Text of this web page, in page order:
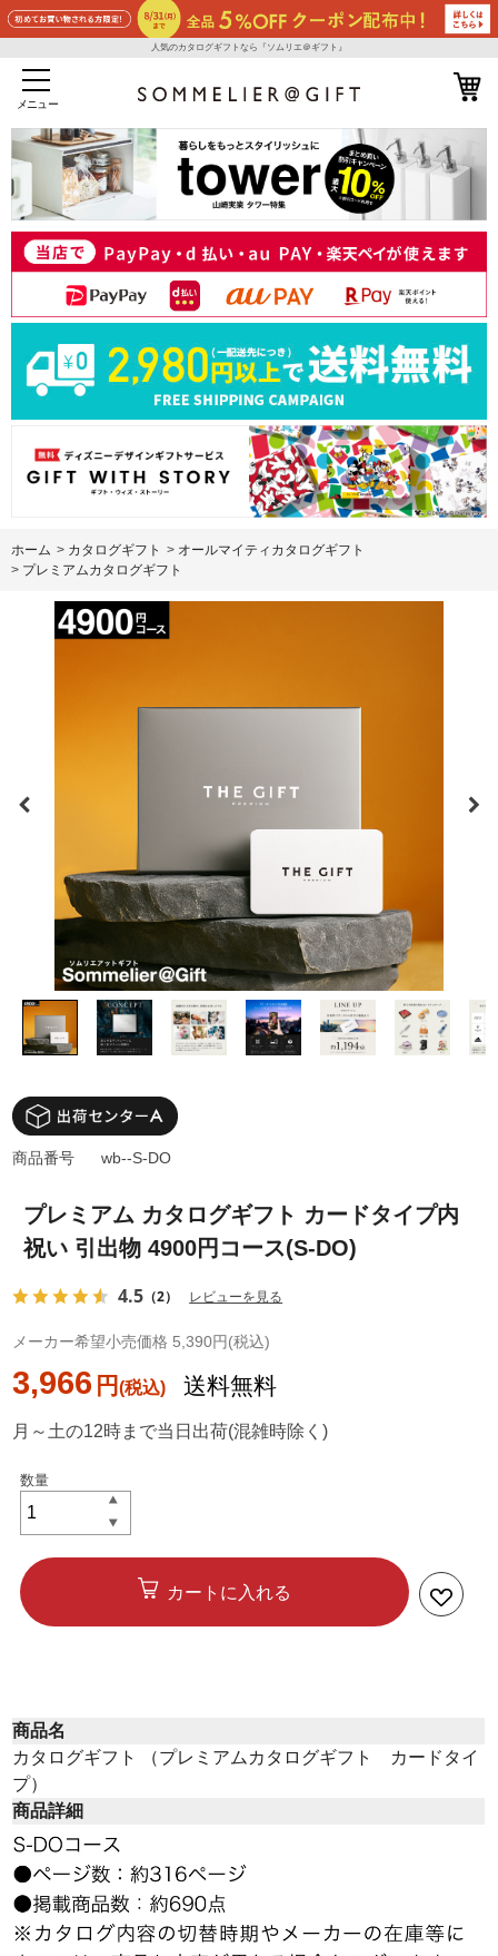
人気のカタログギフトなら『ソムリエ＠ギフト』
メニュー
ホーム > カタログギフト > オールマイティカタログギフト
> プレミアムカタログギフト
プレミアム カタログギフト カードタイプ内
祝い 引出物 4900円コース(S-DO)
4.5 （2） レビューを見る
メーカー希望小売価格 5,390円(税込)
3,966 円 送料無料
商品番号 wb--S-DO
月～土の12時まで当日出荷(混雑時除く)
カートに入れる
商品名
カタログギフト （プレミアムカタログギフト カードタイ
プ）
商品詳細